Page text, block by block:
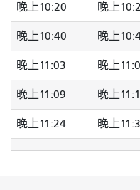
晚上10:20 晚上
晚上10:40 晚上
晚上11:03 晚上
晚上11:09 晚上
晚上11:24 晚上